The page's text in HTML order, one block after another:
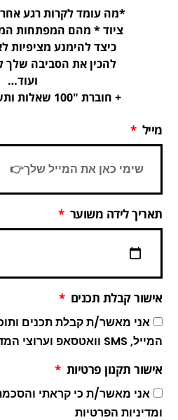
*מה עומד לקרות רגע
ציוד * מהם המפתחות
כיצד להימנע מציפיות
להכין את הסביבה שלך
ועוד…
+ חוברת "100 שאלות ותשובות על הנקה"
מייל
תאריך לידה משוער
אישור קבלת תכנים
אני מאשר/ת קבלת תכנים
המייל, SMS וואטסאפ וערוצי המדיה השונים
אישור תקנון פרטיות
אני מאשר/ת כי קראתי
ומדיניות הפרטיות